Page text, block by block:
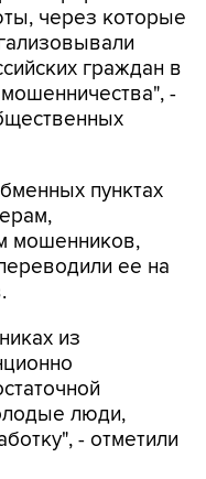
через которые
граждан в
-
пунктах
мошенников,
ее на
из
люди,
- отметили